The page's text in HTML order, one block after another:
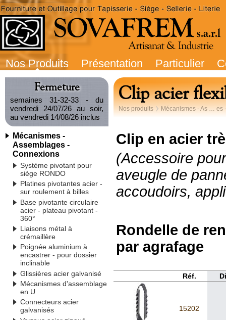
Nos Produits Présentation Particulier
Fermeture
semaines 31-32-33 - du
vendredi 24/07/26 au soir,
au vendredi 14/08/26 inclus
Mécanismes -
Assemblages -
Connexions
Système pivotant pour
siège RONDO
Platines pivotantes acier -
sur roulement à billes
Base pivotante circulaire
acier - plateau pivotant -
360°
Liaisons métal à
crémaillère
Poignée aluminium à
encastrer - pour dossier
inclinable
Glissières acier galvanisé
Mécanismes d'assemblage
en U
Connecteurs acier
galvanisés
Clip acier
Nos produits Mécanismes - As … es
Clip en acier
(Accessoire
aveugle de
accoudoirs,
Rondelle de
par agrafage
Réf.
15202